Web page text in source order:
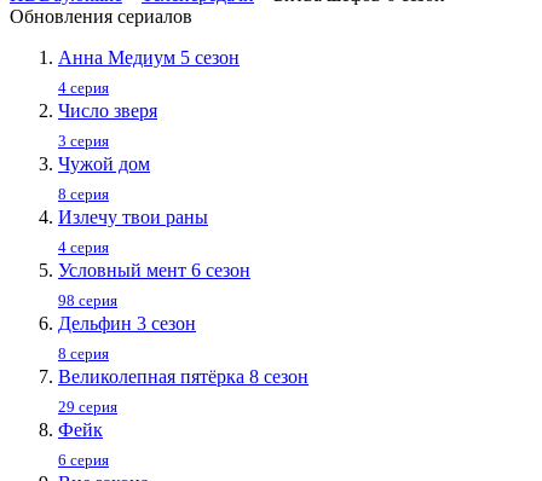
Обновления сериалов
Анна Медиум 5 сезон
4 серия
Число зверя
3 серия
Чужой дом
8 серия
Излечу твои раны
4 серия
Условный мент 6 сезон
98 серия
Дельфин 3 сезон
8 серия
Великолепная пятёрка 8 сезон
29 серия
Фейк
6 серия